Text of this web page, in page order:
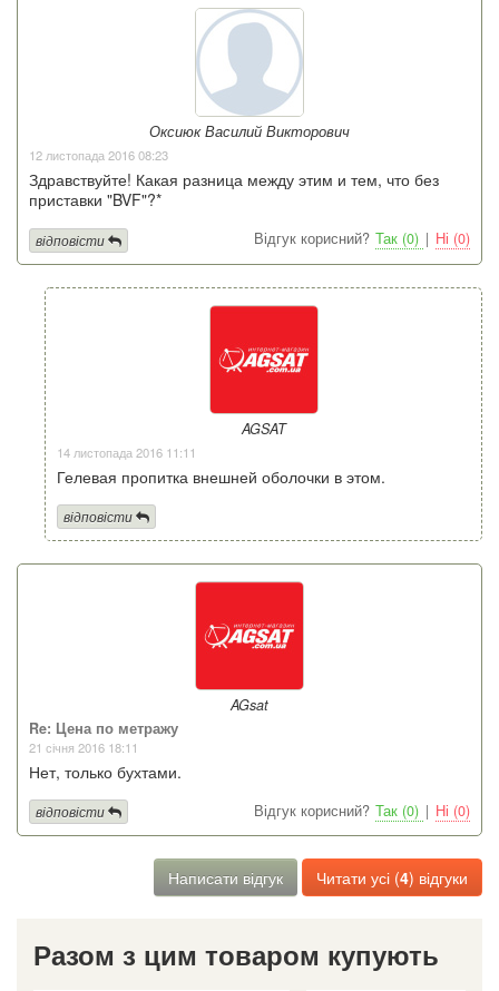
Оксиюк Василий Викторович
12 листопада 2016 08:23
Здравствуйте! Какая разница между этим и тем, что без
приставки "BVF"?*
Відгук корисний? Так (0) | Ні (0)
відповісти
AGSAT
14 листопада 2016 11:11
Гелевая пропитка внешней оболочки в этом.
відповісти
AGsat
Re: Цена по метражу
21 січня 2016 18:11
Нет, только бухтами.
Відгук корисний? Так (0) | Ні (0)
відповісти
Написати відгук Читати усі (4) відгуки
Разом з цим товаром купують